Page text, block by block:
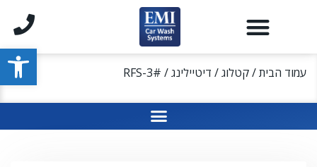
פתח
עמוד הבית/קטלוג/ דיטיילינג/ RFS-3#